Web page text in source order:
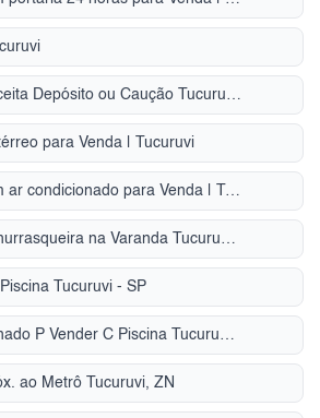
Alugar AP Que Aceita Depósito ou Caução Tucuruvi - SP
para Venda | Tucuruvi
Apartamento com ar condicionado para Venda | Tucuruvi
Comprar AP C Churrasqueira na Varanda Tucuruvi - SP
Tucuruvi - SP
Condomínio Fechado P Vender C Piscina Tucuruvi - SP
ao Metrô Tucuruvi, ZN